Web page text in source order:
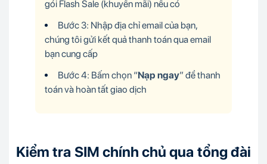
Kiểm tra SIM chính chủ qua tổng đài